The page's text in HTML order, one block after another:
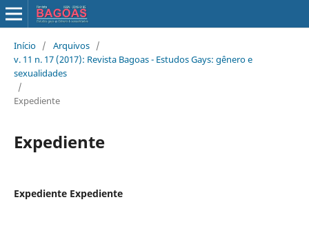
Início / Arquivos /
v. 11 n. 17 (2017): Revista Bagoas - Estudos Gays: gênero e
sexualidades
/
Expediente
Expediente
Expediente Expediente